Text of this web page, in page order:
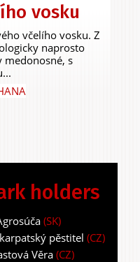
vosku
včelího vosku. Z
naprosto
medonosné, s
holders
(SK)
pěstitel (CZ)
Věra(CZ)